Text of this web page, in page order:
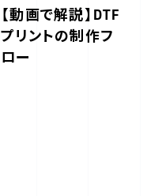
【動画で解説】DTF
プリントの制作フ
ロー